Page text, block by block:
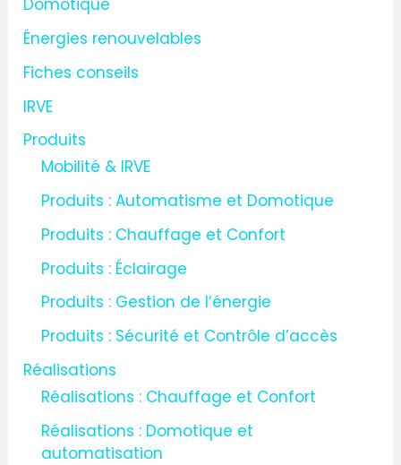
h
e
r
:
Domotique
Énergies renouvelables
Fiches conseils
IRVE
Produits
Mobilité & IRVE
Produits : Automatisme et Domotique
Produits : Chauffage et Confort
Produits : Éclairage
Produits : Gestion de l’énergie
Produits : Sécurité et Contrôle d’accès
Réalisations
Réalisations : Chauffage et Confort
Réalisations : Domotique et
automatisation